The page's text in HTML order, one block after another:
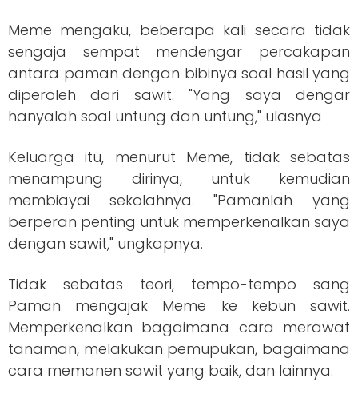
Meme mengaku, beberapa kali secara tidak
sengaja sempat mendengar percakapan
antara paman dengan bibinya soal hasil yang
diperoleh dari sawit. "Yang saya dengar
hanyalah soal untung dan untung," ulasnya
Keluarga itu, menurut Meme, tidak sebatas
menampung dirinya, untuk kemudian
membiayai sekolahnya. "Pamanlah yang
berperan penting untuk memperkenalkan saya
dengan sawit," ungkapnya.
Tidak sebatas teori, tempo-tempo sang
Paman mengajak Meme ke kebun sawit.
Memperkenalkan bagaimana cara merawat
tanaman, melakukan pemupukan, bagaimana
cara memanen sawit yang baik, dan lainnya.